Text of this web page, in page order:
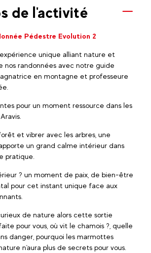
de l'activité
Pédestre Evolution 2
unique alliant nature et
nos randonnées avec notre guide
en montagne et professeure
pour un moment ressource dans les
et vibrer avec les arbres, une
un grand calme intérieur dans
pratique.
? un moment de paix, de bien-être
pour cet instant unique face aux
de nature alors cette sortie
pour vous, où vit le chamois ?, quelle
danger, pourquoi les marmottes
n'aura plus de secrets pour vous.